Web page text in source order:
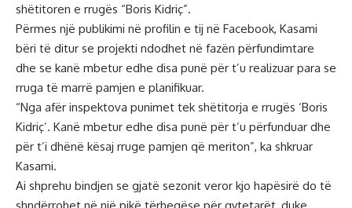
shëtitoren e rrugës “Boris Kidriç”.
Përmes një publikimi në profilin e tij në Facebook, Kasami
bëri të ditur se projekti ndodhet në fazën përfundimtare
dhe se kanë mbetur edhe disa punë për t’u realizuar para se
rruga të marrë pamjen e planifikuar.
“Nga afër inspektova punimet tek shëtitorja e rrugës ‘Boris
Kidriç’. Kanë mbetur edhe disa punë për t’u përfunduar dhe
për t’i dhënë kësaj rruge pamjen që meriton”, ka shkruar
Kasami.
Ai shprehu bindjen se gjatë sezonit veror kjo hapësirë do të